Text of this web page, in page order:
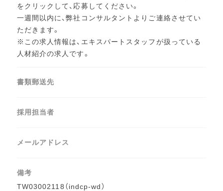
をクリックして、応募してください。
一週間以内に、弊社コンサルタントよりご連絡させてい
ただきます。
※この求人情報は、エキスパートスタッフが扱っている
人材紹介の求人です。
書類郵送先
採用担当者
メールアドレス
備考
TW03002118（indcp-wd）